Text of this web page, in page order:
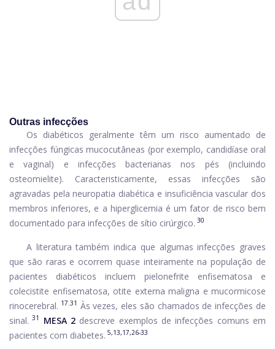
Outras infecções
Os diabéticos geralmente têm um risco aumentado de
infecções fúngicas mucocutâneas (por exemplo, candidíase oral
e vaginal) e infecções bacterianas nos pés (incluindo
osteomielite). Caracteristicamente, essas infecções são
agravadas pela neuropatia diabética e insuficiência vascular dos
membros inferiores, e a hiperglicemia é um fator de risco bem
documentado para infecções de sítio cirúrgico. 30
A literatura também indica que algumas infecções graves
que são raras e ocorrem quase inteiramente na população de
pacientes diabéticos incluem pielonefrite enfisematosa e
colecistite enfisematosa, otite externa maligna e mucormicose
rinocerebral. 17.31 Às vezes, eles são chamados de infecções de
sinal. 31 MESA 2 descreve exemplos de infecções comuns em
pacientes com diabetes. 5,13,17,26-33